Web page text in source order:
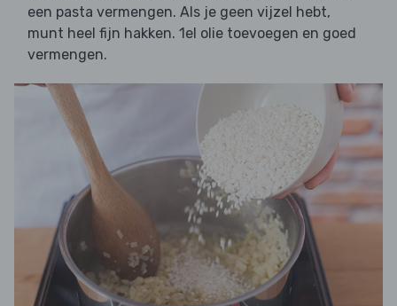
een pasta vermengen. Als je geen vijzel hebt,
munt heel fijn hakken. 1el olie toevoegen en goed
vermengen.